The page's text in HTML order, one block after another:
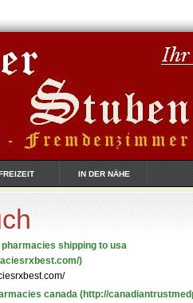
IN DER NÄHE
shipping to usa
)
canada (http://